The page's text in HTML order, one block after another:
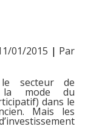
01/2015 | Par
secteur de
la mode du
dans le
Mais les